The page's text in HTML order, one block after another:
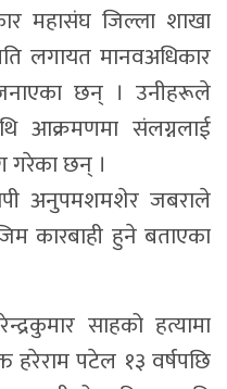
महासंघ जिल्ला शाखा
लगायत मानवअधिकार
छन् । उनीहरूले
आक्रमणमा संलग्नलाई
गरेका छन् ।
अनुपमशमशेर जबराले
कारबाही हुने बताएका
साहको हत्यामा
हरेराम पटेल १३ वर्षपछि